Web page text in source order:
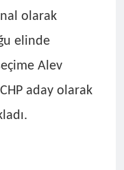
olarak
elinde
Alev
aday olarak